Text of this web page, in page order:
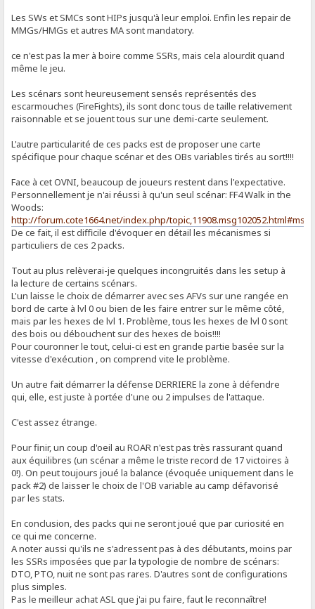
Les SWs et SMCs sont HIPs jusqu'à leur emploi. Enfin les repair de
MMGs/HMGs et autres MA sont mandatory.
ce n'est pas la mer à boire comme SSRs, mais cela alourdit quand
même le jeu.
Les scénars sont heureusement sensés représentés des
escarmouches (FireFights), ils sont donc tous de taille relativement
raisonnable et se jouent tous sur une demi-carte seulement.
L'autre particularité de ces packs est de proposer une carte
spécifique pour chaque scénar et des OBs variables tirés au sort!!!!
Face à cet OVNI, beaucoup de joueurs restent dans l'expectative.
Personnellement je n'ai réussi à qu'un seul scénar: FF4 Walk in the
Woods:
http://forum.cote1664.net/index.php/
De ce fait, il est difficile d'évoquer en détail les mécanismes si
particuliers de ces 2 packs.
Tout au plus relèverai-je quelques incongruités dans les setup à
la lecture de certains scénars.
L'un laisse le choix de démarrer avec ses AFVs sur une rangée en
bord de carte à lvl 0 ou bien de les faire entrer sur le même côté,
mais par les hexes de lvl 1. Problème, tous les hexes de lvl 0 sont
des bois ou débouchent sur des hexes de bois!!!!
Pour couronner le tout, celui-ci est en grande partie basée sur la
vitesse d'exécution , on comprend vite le problème.
Un autre fait démarrer la défense DERRIERE la zone à défendre
qui, elle, est juste à portée d'une ou 2 impulses de l'attaque.
C'est assez étrange.
Pour finir, un coup d'oeil au ROAR n'est pas très rassurant quand
aux équilibres (un scénar a même le triste record de 17 victoires à
0!). On peut toujours joué la balance (évoquée uniquement dans le
pack #2) de laisser le choix de l'OB variable au camp défavorisé
par les stats.
En conclusion, des packs qui ne seront joué que par curiosité en
ce qui me concerne.
A noter aussi qu'ils ne s'adressent pas à des débutants, moins par
les SSRs imposées que par la typologie de nombre de scénars:
DTO, PTO, nuit ne sont pas rares. D'autres sont de configurations
plus simples.
Pas le meilleur achat ASL que j'ai pu faire, faut le reconnaître!